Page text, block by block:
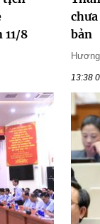
11/8
bản
13:38